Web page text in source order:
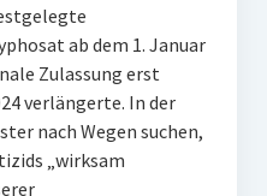
ab dem 1. Januar
Zulassung erst
verlängerte. In der
nach Wegen suchen,
„wirksam